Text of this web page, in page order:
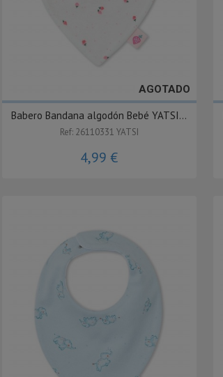
AGOTADO
Babero Bandana algodón Bebé YATSI...
Ref: 26110331 YATSI
4,99 €